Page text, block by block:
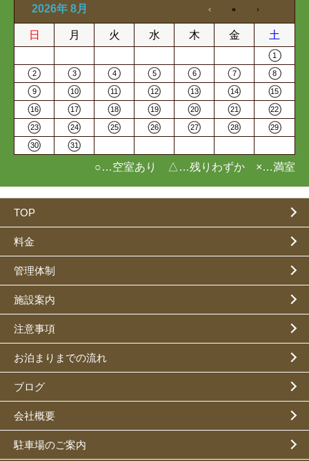
2026年 8月
日 月 火 水 木 金 土
1
2 3 4 5 6 7 8
9 10 11 12 13 14 15
16 17 18 19 20 21 22
23 24 25 26 27 28 29
30 31
○…空室あり △…残りわずか ×…満室
TOP
料金
管理体制
施設案内
注意事項
お泊まりまでの流れ
ブログ
会社概要
駐車場のご案内